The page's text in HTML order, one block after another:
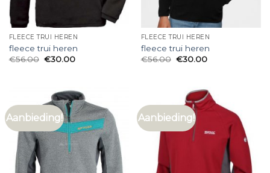
FLEECE TRUI HEREN
fleece trui heren
€56.00 €30.00
FLEECE TRUI HEREN
fleece trui heren
€56.00 €30.00
Aanbieding! Aanbieding!